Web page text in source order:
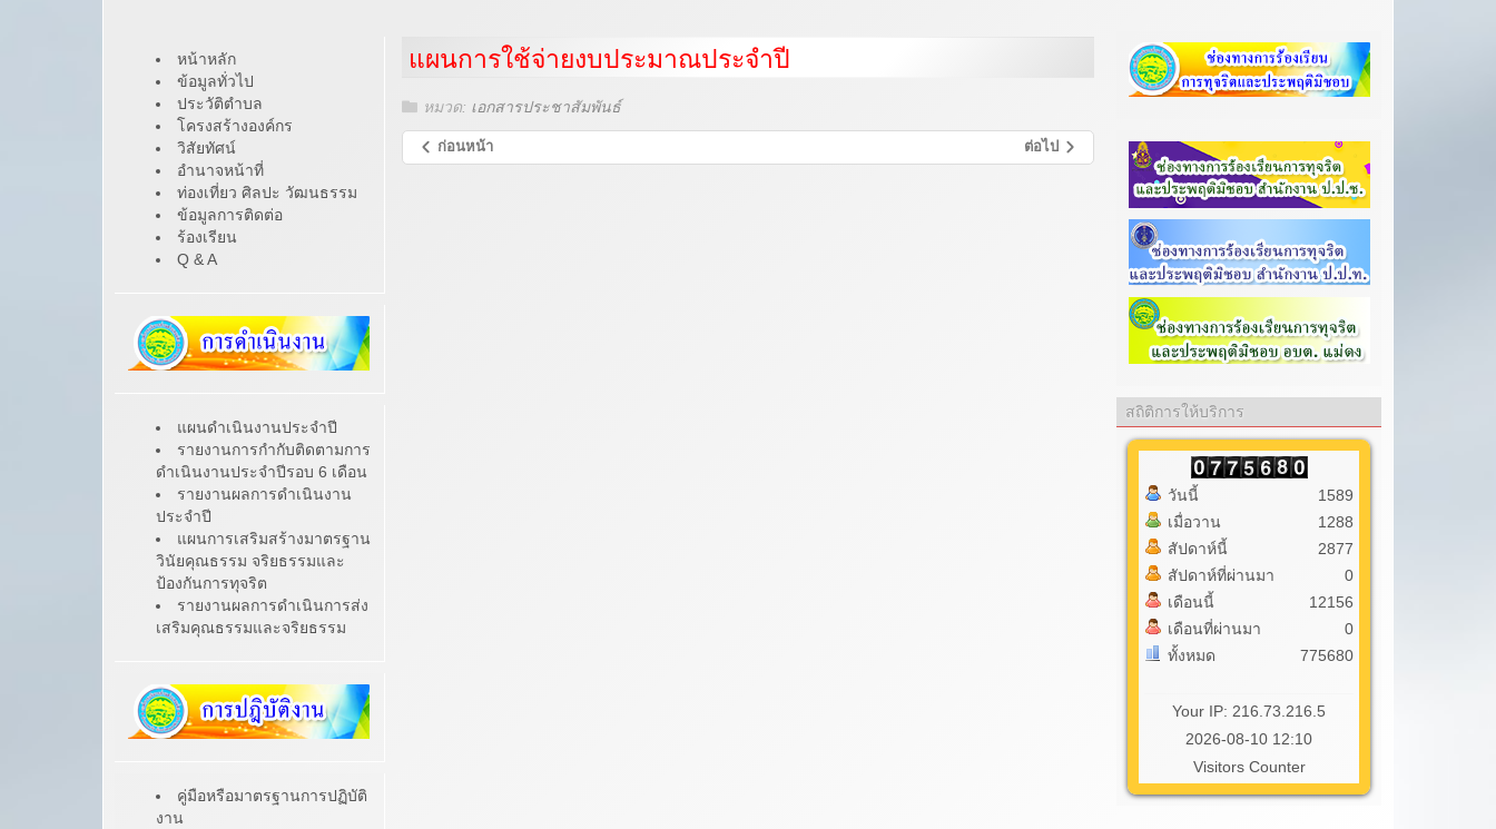
หน้าหลัก
ข้อมูลทั่วไป
ประวัติตำบล
โครงสร้างองค์กร
วิสัยทัศน์
อำนาจหน้าที่
ท่องเที่ยว ศิลปะ วัฒนธรรม
ข้อมูลการติดต่อ
ร้องเรียน
Q & A
แผนดำเนินงานประจำปี
รายงานการกำกับติดตามการ
ดำเนินงานประจำปีรอบ 6 เดือน
รายงานผลการดำเนินงาน
ประจำปี
แผนการเสริมสร้างมาตรฐาน
วินัยคุณธรรม จริยธรรมและ
ป้องกันการทุจริต
รายงานผลการดำเนินการส่ง
เสริมคุณธรรมและจริยธรรม
คู่มือหรือมาตรฐานการปฏิบัติ
งาน
แผนการใช้จ่ายงบประมาณประจำปี
หมวด: เอกสารประชาสัมพันธ์
ก่อนหน้า ต่อไป
สถิติการให้บริการ
วันนี้
เมื่อวาน
สัปดาห์นี้
สัปดาห์ที่ผ่านมา
เดือนนี้
เดือนที่ผ่านมา
ทั้งหมด
1589
1288
2877
0
12156
0
775680
Your IP: 216.73.216.5
2026-08-10 12:10
Visitors Counter